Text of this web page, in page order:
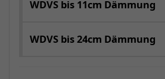
WDVS bis 11cm Dämmung
WDVS bis 24cm Dämmung